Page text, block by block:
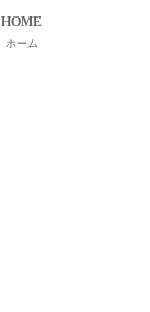
HOME
ホーム